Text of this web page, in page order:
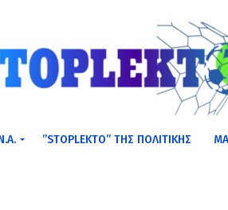
”STOPLEKTO” ΤΗΣ ΠΟΛΙΤΙΚΗΣ